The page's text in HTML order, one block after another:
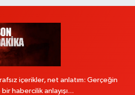
içerikler, net anlatım: Gerçeğin
habercilik anlayışı...